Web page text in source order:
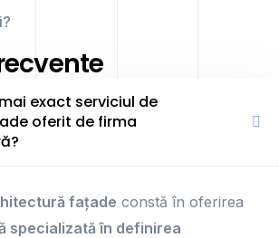
exact serviciul de
oferit de firma
fațade constă în oferirea
specializată în definirea